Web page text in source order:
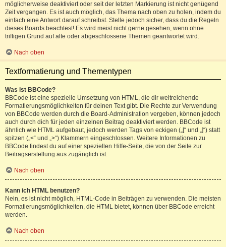
möglicherweise deaktiviert oder seit der letzten Markierung ist nicht genügend
Zeit vergangen. Es ist auch möglich, das Thema nach oben zu holen, indem du
einfach eine Antwort darauf schreibst. Stelle jedoch sicher, dass du die Regeln
dieses Boards beachtest! Es wird meist nicht gerne gesehen, wenn ohne
triftigen Grund auf alte oder abgeschlossene Themen geantwortet wird.
Nach oben
Textformatierung und Thementypen
Was ist BBCode?
BBCode ist eine spezielle Umsetzung von HTML, die dir weitreichende
Formatierungsmöglichkeiten für deinen Text gibt. Die Rechte zur Verwendung
von BBCode werden durch die Board-Administration vergeben, können jedoch
auch durch dich für jeden einzelnen Beitrag deaktiviert werden. BBCode ist
ähnlich wie HTML aufgebaut, jedoch werden Tags von eckigen („[“ und „]“) statt
spitzen („<“ und „>“) Klammern eingeschlossen. Weitere Informationen zu
BBCode findest du auf einer speziellen Hilfe-Seite, die von der Seite zur
Beitragserstellung aus zugänglich ist.
Nach oben
Kann ich HTML benutzen?
Nein, es ist nicht möglich, HTML-Code in Beiträgen zu verwenden. Die meisten
Formatierungsmöglichkeiten, die HTML bietet, können über BBCode erreicht
werden.
Nach oben